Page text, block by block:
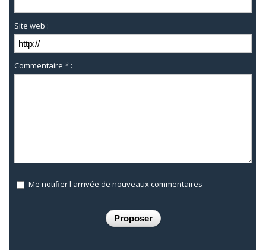
Site web :
Commentaire * :
Me notifier l'arrivée de nouveaux commentaires